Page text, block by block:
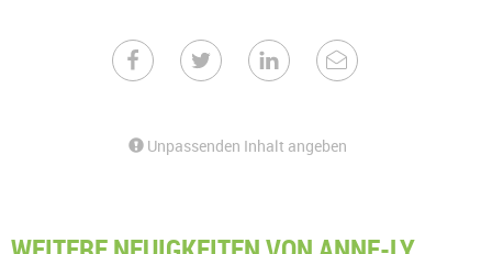
Unpassenden Inhalt angeben